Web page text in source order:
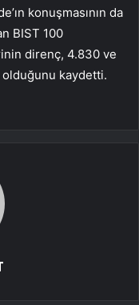
konuşmasının da
BIST 100
direnç, 4.830 ve
olduğunu kaydetti.